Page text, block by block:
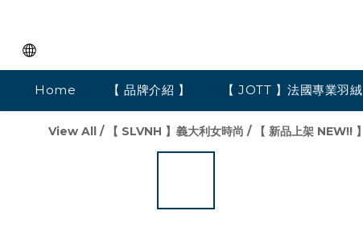
Home 【 品牌介紹 】 【 JOTT 】法國專業羽絨
View All / 【 SLVNH 】義大利女時尚 / 【 新品上架 NEW!! 】